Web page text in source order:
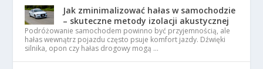
Jak zminimalizować hałas w samochodzie
– skuteczne metody izolacji akustycznej
Podróżowanie samochodem powinno być przyjemnością, ale
hałas wewnątrz pojazdu często psuje komfort jazdy. Dźwięki
silnika, opon czy hałas drogowy mogą …